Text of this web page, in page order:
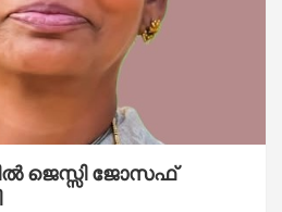
ജെസ്സി ജോസഫ്